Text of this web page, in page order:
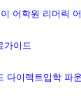
어학원 리머릭
가이드
다이렉트입학 파